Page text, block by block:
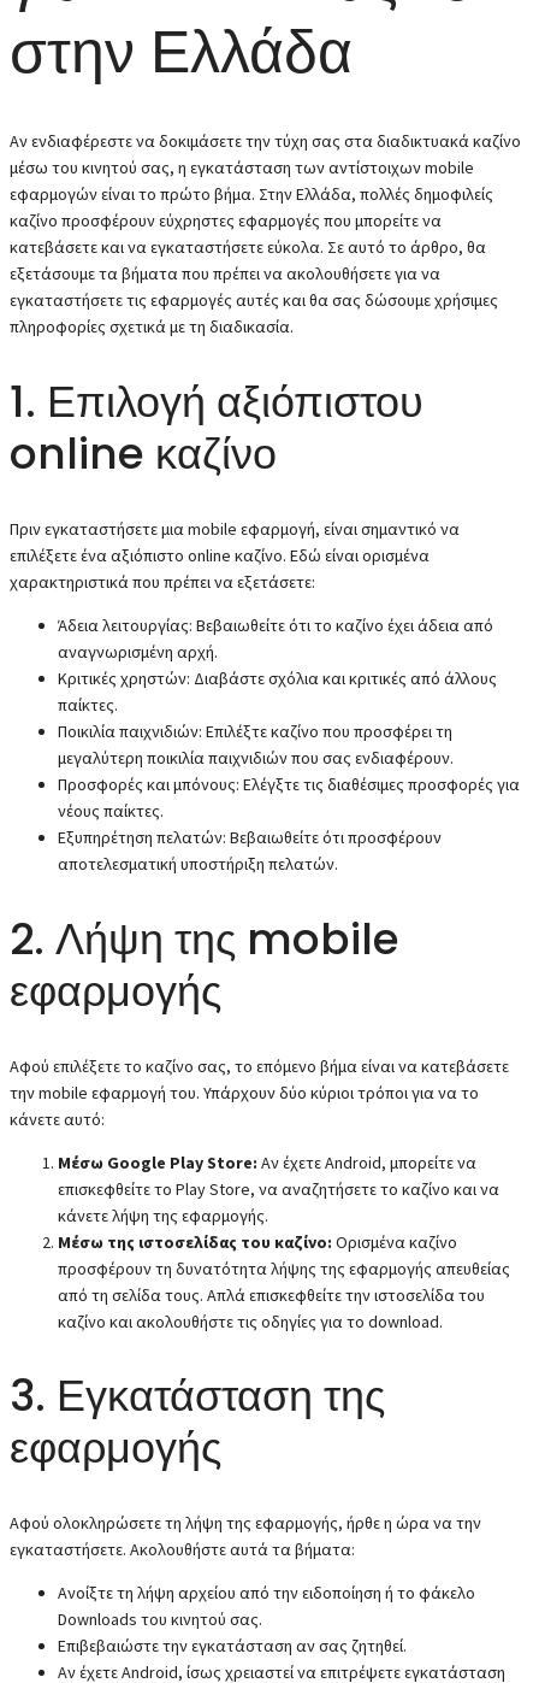
στην Ελλάδα
Αν ενδιαφέρεστε να δοκιμάσετε την τύχη σας στα διαδικτυακά καζίνο
μέσω του κινητού σας, η εγκατάσταση των αντίστοιχων mobile
εφαρμογών είναι το πρώτο βήμα. Στην Ελλάδα, πολλές δημοφιλείς
καζίνο προσφέρουν εύχρηστες εφαρμογές που μπορείτε να
κατεβάσετε και να εγκαταστήσετε εύκολα. Σε αυτό το άρθρο, θα
εξετάσουμε τα βήματα που πρέπει να ακολουθήσετε για να
εγκαταστήσετε τις εφαρμογές αυτές και θα σας δώσουμε χρήσιμες
πληροφορίες σχετικά με τη διαδικασία.
1. Επιλογή αξιόπιστου
online καζίνο
Πριν εγκαταστήσετε μια mobile εφαρμογή, είναι σημαντικό να
επιλέξετε ένα αξιόπιστο online καζίνο. Εδώ είναι ορισμένα
χαρακτηριστικά που πρέπει να εξετάσετε:
Άδεια λειτουργίας: Βεβαιωθείτε ότι το καζίνο έχει άδεια από
αναγνωρισμένη αρχή.
Κριτικές χρηστών: Διαβάστε σχόλια και κριτικές από άλλους
παίκτες.
Ποικιλία παιχνιδιών: Επιλέξτε καζίνο που προσφέρει τη
μεγαλύτερη ποικιλία παιχνιδιών που σας ενδιαφέρουν.
Προσφορές και μπόνους: Ελέγξτε τις διαθέσιμες προσφορές για
νέους παίκτες.
Εξυπηρέτηση πελατών: Βεβαιωθείτε ότι προσφέρουν
αποτελεσματική υποστήριξη πελατών.
2. Λήψη της mobile
εφαρμογής
Αφού επιλέξετε το καζίνο σας, το επόμενο βήμα είναι να κατεβάσετε
την mobile εφαρμογή του. Υπάρχουν δύο κύριοι τρόποι για να το
κάνετε αυτό:
Μέσω Google Play Store: Αν έχετε Android, μπορείτε να
επισκεφθείτε το Play Store, να αναζητήσετε το καζίνο και να
κάνετε λήψη της εφαρμογής.
Μέσω της ιστοσελίδας του καζίνο: Ορισμένα καζίνο
προσφέρουν τη δυνατότητα λήψης της εφαρμογής απευθείας
από τη σελίδα τους. Απλά επισκεφθείτε την ιστοσελίδα του
καζίνο και ακολουθήστε τις οδηγίες για το download.
3. Εγκατάσταση της
εφαρμογής
Αφού ολοκληρώσετε τη λήψη της εφαρμογής, ήρθε η ώρα να την
εγκαταστήσετε. Ακολουθήστε αυτά τα βήματα:
Ανοίξτε τη λήψη αρχείου από την ειδοποίηση ή το φάκελο
Downloads του κινητού σας.
Επιβεβαιώστε την εγκατάσταση αν σας ζητηθεί.
Αν έχετε Android, ίσως χρειαστεί να επιτρέψετε εγκατάσταση